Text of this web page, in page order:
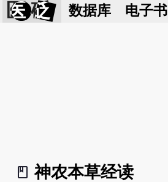
医 砭 数据库 电子书
book_2
神农本草经读